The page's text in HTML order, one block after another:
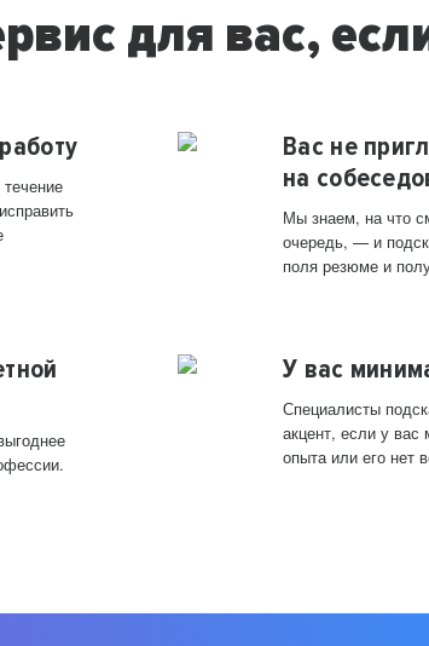
для вас,
Вас не
на
Мы знаем, на что
очередь, — и
поля резюме и
У вас
Специалисты
акцент, если у
опыта или его нет